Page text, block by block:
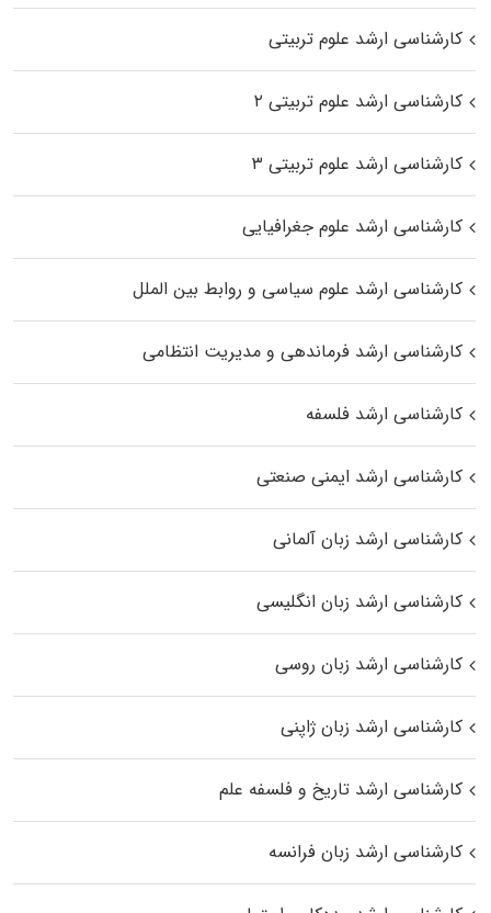
کارشناسی ارشد علوم تربیتی
کارشناسی ارشد علوم تربیتی ۲
کارشناسی ارشد علوم تربیتی ۳
کارشناسی ارشد علوم جغرافیایی
کارشناسی ارشد علوم سیاسی و روابط بین الملل
کارشناسی ارشد فرماندهی و مدیریت انتظامی
کارشناسی ارشد فلسفه
کارشناسی ارشد ایمنی صنعتی
کارشناسی ارشد زبان آلمانی
کارشناسی ارشد زبان انگلیسی
کارشناسی ارشد زبان روسی
کارشناسی ارشد زبان ژاپنی
کارشناسی ارشد تاریخ و فلسفه علم
کارشناسی ارشد زبان فرانسه